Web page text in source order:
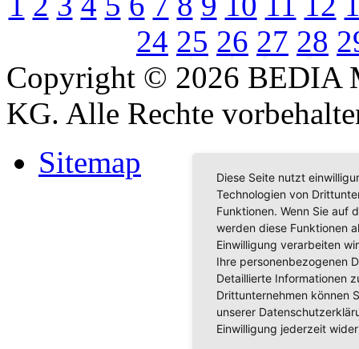
24 25 26 27 28
Copyright © 2026 BEDIA
KG. Alle Rechte
Sitemap
Diese Seite nutzt
Technologien von
Funktionen. Wenn Sie auf
werden diese Funktionen
Einwilligung verarbeiten
Ihre personenbezogenen
Detaillierte Informationen
Drittunternehmen können
unserer
Einwilligung jederzeit